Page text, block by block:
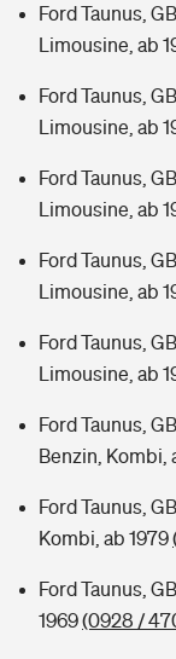
Ford Taunus,
Limousine, ab
Ford Taunus,
Limousine, ab
Ford Taunus,
Limousine, ab
Ford Taunus,
Limousine, ab
Ford Taunus,
Limousine, ab
Ford Taunus,
Benzin, Kombi,
Ford Taunus,
Kombi, ab 1979
Ford Taunus,
1969(0928 /